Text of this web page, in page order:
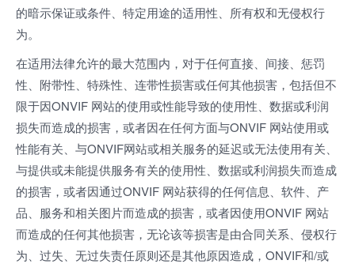
的暗示保证或条件、特定用途的适用性、所有权和无侵权行
为。
在适用法律允许的最大范围内，对于任何直接、间接、惩罚
性、附带性、特殊性、连带性损害或任何其他损害，包括但不
限于因ONVIF 网站的使用或性能导致的使用性、数据或利润
损失而造成的损害，或者因在任何方面与ONVIF 网站使用或
性能有关、与ONVIF网站或相关服务的延迟或无法使用有关、
与提供或未能提供服务有关的使用性、数据或利润损失而造成
的损害，或者因通过ONVIF 网站获得的任何信息、软件、产
品、服务和相关图片而造成的损害，或者因使用ONVIF 网站
而造成的任何其他损害，无论该等损害是由合同关系、侵权行
为、过失、无过失责任原则还是其他原因造成，ONVIF和/或